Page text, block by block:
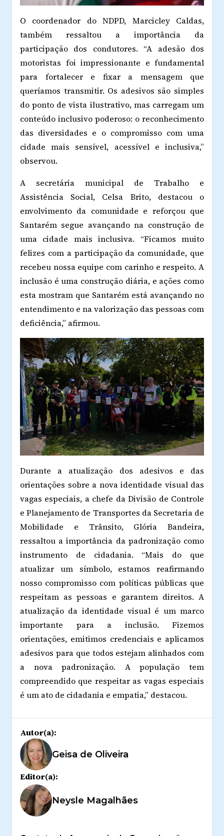
O coordenador do NDPD, Marcicley Caldas,
também ressaltou a importância da
participação dos condutores. “A adesão dos
motoristas foi impressionante e fundamental
para fortalecer e fixar a mensagem que
queríamos transmitir. Os adesivos são simples
do ponto de vista ilustrativo, mas carregam um
conteúdo inclusivo poderoso: o reconhecimento
das diversidades e o compromisso com uma
cidade mais sensível, acessível e inclusiva,”
observou.
A secretária municipal de Trabalho e
Assistência Social, Celsa Brito, destacou o
envolvimento da comunidade e reforçou que
Santarém segue avançando na construção de
uma cidade mais inclusiva. “Ficamos muito
felizes com a participação da comunidade, que
recebeu nossa equipe com carinho e respeito. A
inclusão é uma construção diária, e ações como
esta mostram que Santarém está avançando no
entendimento e na valorização das pessoas com
deficiência,” afirmou.
Durante a atualização dos adesivos e das
orientações sobre a nova identidade visual das
vagas especiais, a chefe da Divisão de Controle
e Planejamento de Transportes da Secretaria de
Mobilidade e Trânsito, Glória Bandeira,
ressaltou a importância da padronização como
instrumento de cidadania. “Mais do que
atualizar um símbolo, estamos reafirmando
nosso compromisso com políticas públicas que
respeitam as pessoas e garantem direitos. A
atualização da identidade visual é um marco
importante para a inclusão. Fizemos
orientações, emitimos credenciais e aplicamos
adesivos para que todos estejam alinhados com
a nova padronização. A população tem
compreendido que respeitar as vagas especiais
é um ato de cidadania e empatia,” destacou.
Autor(a):
Geisa de Oliveira
Editor(a):
Neysle Magalhães